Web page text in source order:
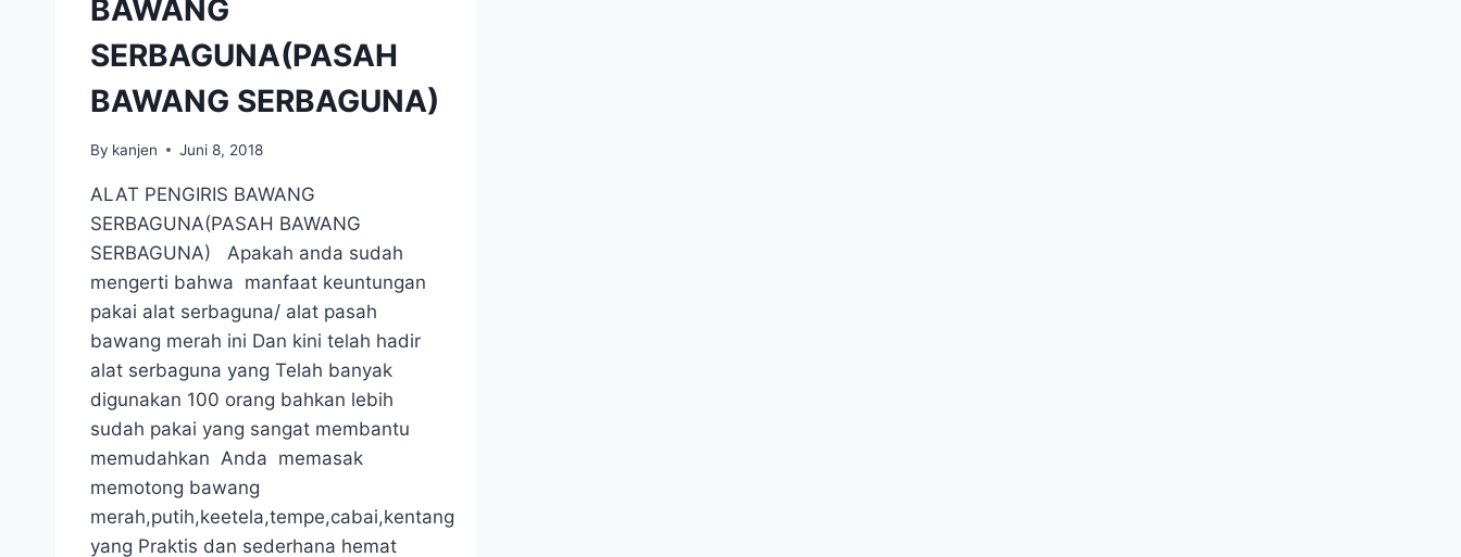
BAWANG
SERBAGUNA(PASAH
BAWANG SERBAGUNA)
By kanjen Juni 8, 2018
ALAT PENGIRIS BAWANG
SERBAGUNA(PASAH BAWANG
SERBAGUNA) Apakah anda sudah
mengerti bahwa manfaat keuntungan
pakai alat serbaguna/ alat pasah
bawang merah ini Dan kini telah hadir
alat serbaguna yang Telah banyak
digunakan 100 orang bahkan lebih
sudah pakai yang sangat membantu
memudahkan Anda memasak
memotong bawang
merah,putih,keetela,tempe,cabai,kentang
yang Praktis dan sederhana hemat